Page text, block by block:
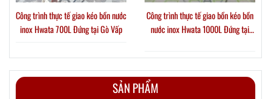
Công trình thực tế giao kéo bồn nước
inox Hwata 700L Đứng tại Gò Vấp
Công trình thực tế giao bồn kéo bồn
nước inox Hwata 1000L Đứng tại
SẢN PHẨM